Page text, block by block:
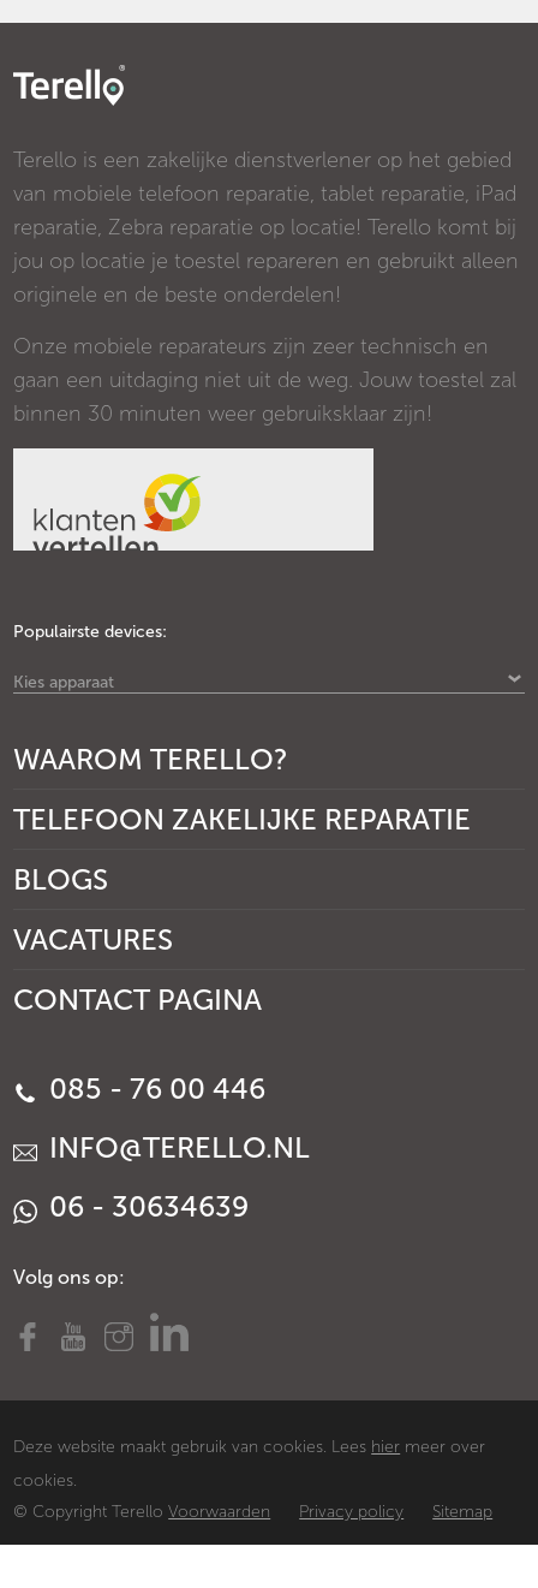
Terello is een zakelijke dienstverlener op het gebied
van mobiele telefoon reparatie, tablet reparatie, iPad
reparatie, Zebra reparatie op locatie! Terello komt bij
jou op locatie je toestel repareren en gebruikt alleen
originele en de beste onderdelen!
Onze mobiele reparateurs zijn zeer technisch en
gaan een uitdaging niet uit de weg. Jouw toestel zal
binnen 30 minuten weer gebruiksklaar zijn!
Populairste devices:
Kies apparaat
WAAROM TERELLO?
TELEFOON ZAKELIJKE REPARATIE
BLOGS
VACATURES
CONTACT PAGINA
085 - 76 00 446
INFO@TERELLO.NL
06 - 30634639
Volg ons op:
Deze website maakt gebruik van cookies. Lees hier meer over
cookies.
© Copyright TerelloVoorwaarden Privacy policy Sitemap